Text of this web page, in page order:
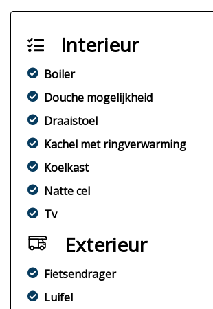
Interieur
Boiler
Douche mogelijkheid
Draaistoel
Kachel met ringverwarming
Koelkast
Natte cel
Tv
Exterieur
Fietsendrager
Luifel